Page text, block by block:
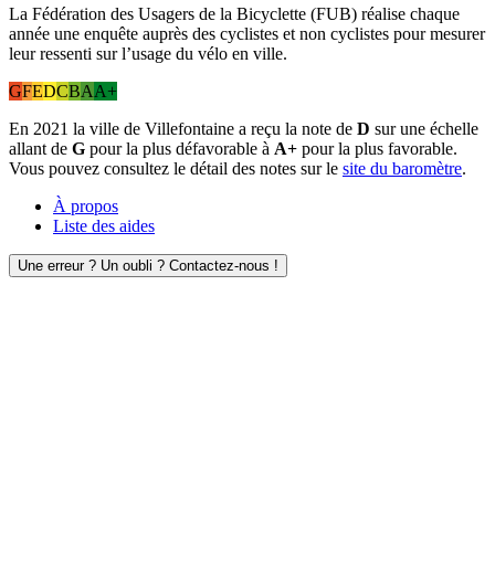
La Fédération des Usagers de la Bicyclette (FUB) réalise chaque
année une enquête auprès des cyclistes et non cyclistes pour mesurer
leur ressenti sur l’usage du vélo en ville.
GFEDCBAA+
En 2021 la ville de Villefontaine a reçu la note de D sur une échelle
allant de G pour la plus défavorable à A+ pour la plus favorable.
Vous pouvez consultez le détail des notes sur le site du baromètre.
À propos
Liste des aides
Une erreur ? Un oubli ? Contactez-nous !